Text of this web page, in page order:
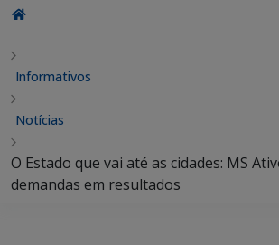
Informativos
Notícias
O Estado que vai até as cidades: MS
demandas em resultados